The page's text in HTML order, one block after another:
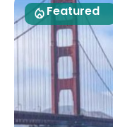
Featured